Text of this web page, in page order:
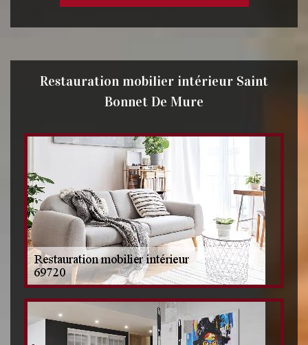
Restauration mobilier intérieur Saint
Bonnet De Mure